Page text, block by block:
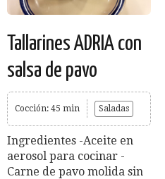
Tallarines ADRIA con
salsa de pavo
Cocción: 45 min Saladas
Ingredientes -Aceite en
aerosol para cocinar -
Carne de pavo molida sin